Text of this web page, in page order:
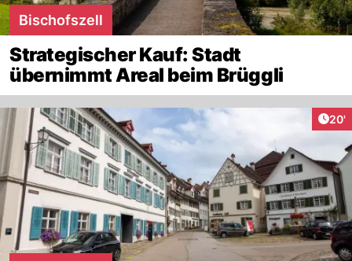
Bischofszell
Strategischer Kauf: Stadt
übernimmt Areal beim Brüggli
20'